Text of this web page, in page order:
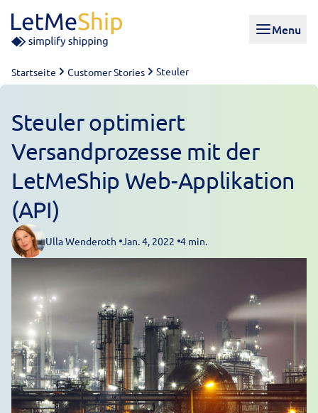
Menu
Startseite Customer Stories Steuler
Steuler optimiert
Versandprozesse mit der
LetMeShip Web-Applikation
(API)
Posted by
Ulla Wenderoth Jan. 4, 2022 4 min.